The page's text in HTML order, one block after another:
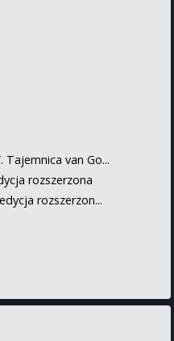
Tajemnica van Go...
rozszerzona
rozszerzon...